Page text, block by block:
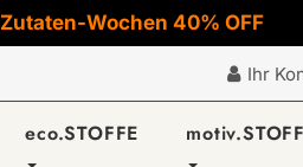
Zutaten-Wochen 40% OFF
Ihr
eco.STOFFE